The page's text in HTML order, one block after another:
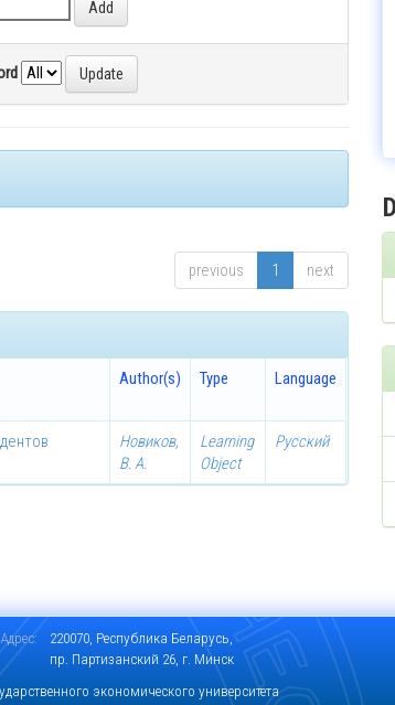
previous 1 next
Author(s) Type Language
Новиков,
В. А.
Learning
Object
Русский
Адрес:
220070, Республика Беларусь,
пр. Партизанский 26, г. Минск
экономического университета